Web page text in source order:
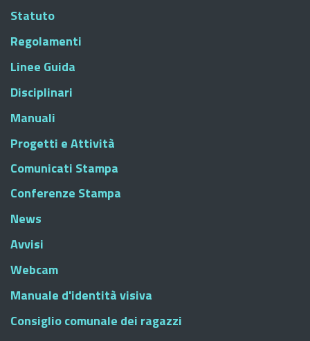
Statuto
Regolamenti
Linee Guida
Disciplinari
Manuali
Progetti e Attività
Comunicati Stampa
Conferenze Stampa
News
Avvisi
Webcam
Manuale d'identità visiva
Consiglio comunale dei ragazzi